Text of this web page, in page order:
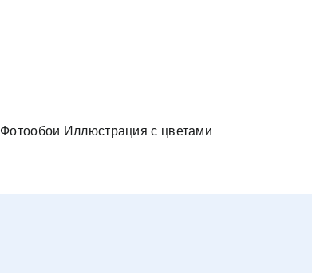
Фотообои Иллюстрация с цветами